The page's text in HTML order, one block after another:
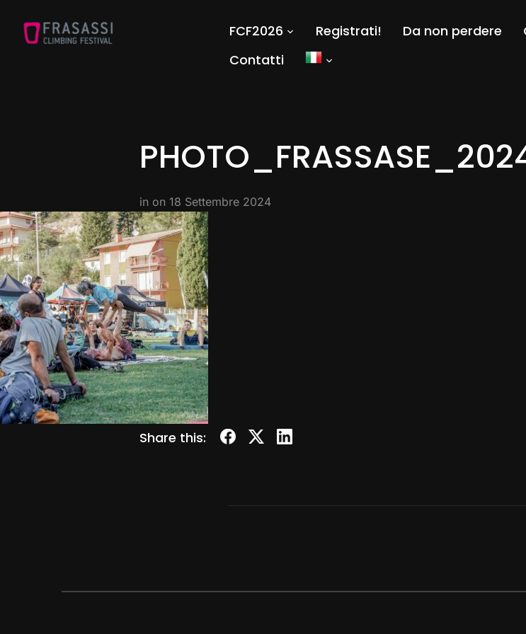
FCF2026 Registrati! Da non perdere
Contatti
in on 18 Settembre 2024
Share this: